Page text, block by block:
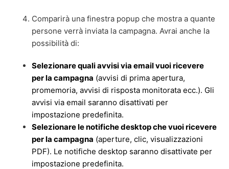
Comparirà una finestra popup che mostra a quante
persone verrà inviata la campagna. Avrai anche la
possibilità di:
Selezionare quali avvisi via email vuoi ricevere
per la campagna (avvisi di prima apertura,
promemoria, avvisi di risposta monitorata ecc.). Gli
avvisi via email saranno disattivati per
impostazione predefinita.
Selezionare le notifiche desktop che vuoi ricevere
per la campagna (aperture, clic, visualizzazioni
PDF). Le notifiche desktop saranno disattivate per
impostazione predefinita.